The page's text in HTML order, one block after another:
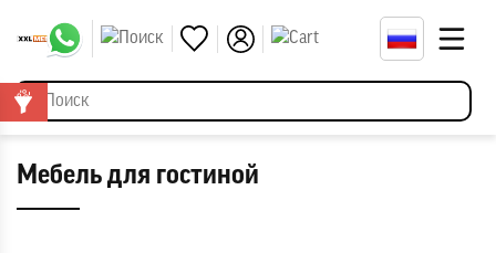
Мебель для гостиной